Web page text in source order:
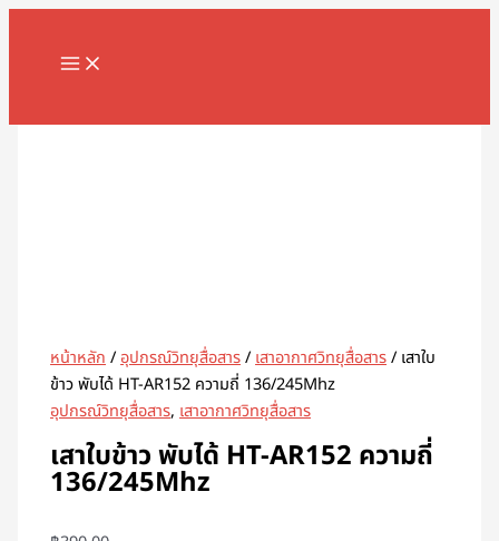
Skip
content
MAIN
หน้าหลัก/อุปกรณ์วิทยุสื่อสาร/เสาอากาศวิทยุสื่อสาร/ เสาใบ
ข้าว พับได้ HT-AR152 ความถี่ 136/245Mhz
อุปกรณ์วิทยุสื่อสาร,เสาอากาศวิทยุสื่อสาร
เสาใบข้าว พับได้ HT-AR152 ความถี่
136/245Mhz
จำนวน
ใบ
พับ